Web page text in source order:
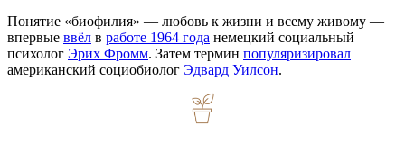
Понятие «биофилия» — любовь к жизни и всему живому —
впервые ввёл в работе 1964 года немецкий социальный
психолог Эрих Фромм. Затем термин популяризировал
американский социобиолог Эдвард Уилсон.